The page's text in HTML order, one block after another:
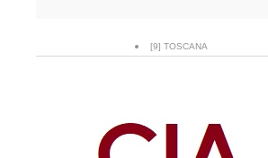
[9] TOSCANA